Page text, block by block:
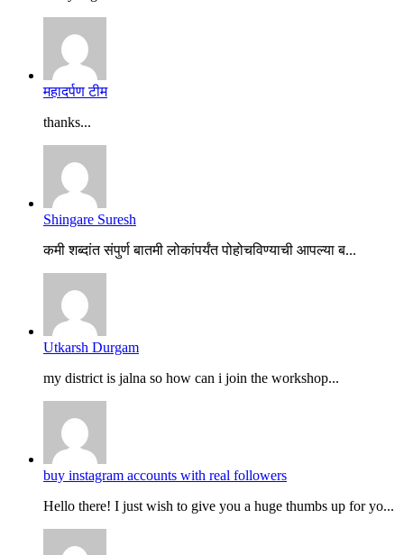
महादर्पण टीम
thanks...
Shingare Suresh
कमी शब्दांत संपुर्ण बातमी लोकांपर्यंत पोहोचविण्याची आपल्या ब...
Utkarsh Durgam
my district is jalna so how can i join the workshop...
buy instagram accounts with real followers
Hello there! I just wish to give you a huge thumbs up for yo...